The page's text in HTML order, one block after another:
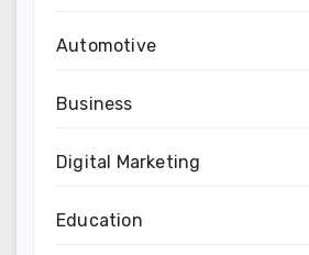
Automotive
Business
Digital Marketing
Education